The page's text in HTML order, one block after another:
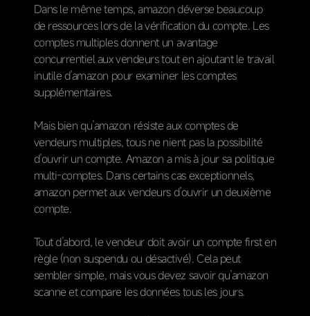
Dans le même temps, amazon déverse beaucoup
de ressources lors de la vérification du compte. Les
comptes multiples donnent un avantage
concurrentiel aux vendeurs tout en ajoutant le travail
inutile d’amazon pour examiner les comptes
supplémentaires.
Mais bien qu’amazon résiste aux comptes de
vendeurs multiples, tous ne nient pas la possibilité
d’ouvrir un compte. Amazon a mis à jour sa politique
multi-comptes. Dans certains cas exceptionnels,
amazon permet aux vendeurs d’ouvrir un deuxième
compte.
Tout d’abord, le vendeur doit avoir un compte first en
règle (non suspendu ou désactivé). Cela peut
sembler simple, mais vous devez savoir qu’amazon
scanne et compare les données tous les jours.